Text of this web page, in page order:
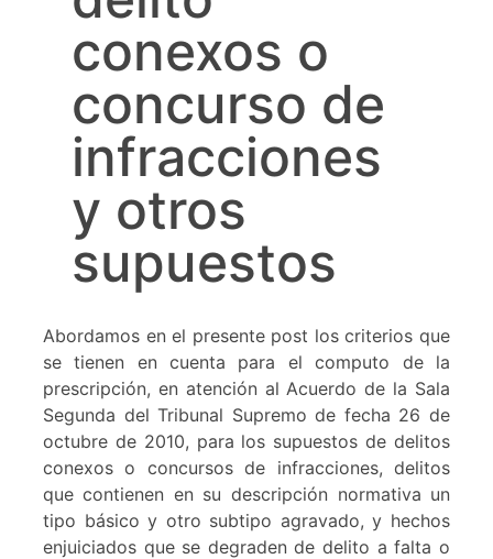
conexos o
concurso de
infracciones
y otros
supuestos
Abordamos en el presente post los criterios que
se tienen en cuenta para el computo de la
prescripción, en atención al Acuerdo de la Sala
Segunda del Tribunal Supremo de fecha 26 de
octubre de 2010, para los supuestos de delitos
conexos o concursos de infracciones, delitos
que contienen en su descripción normativa un
tipo básico y otro subtipo agravado, y hechos
enjuiciados que se degraden de delito a falta o